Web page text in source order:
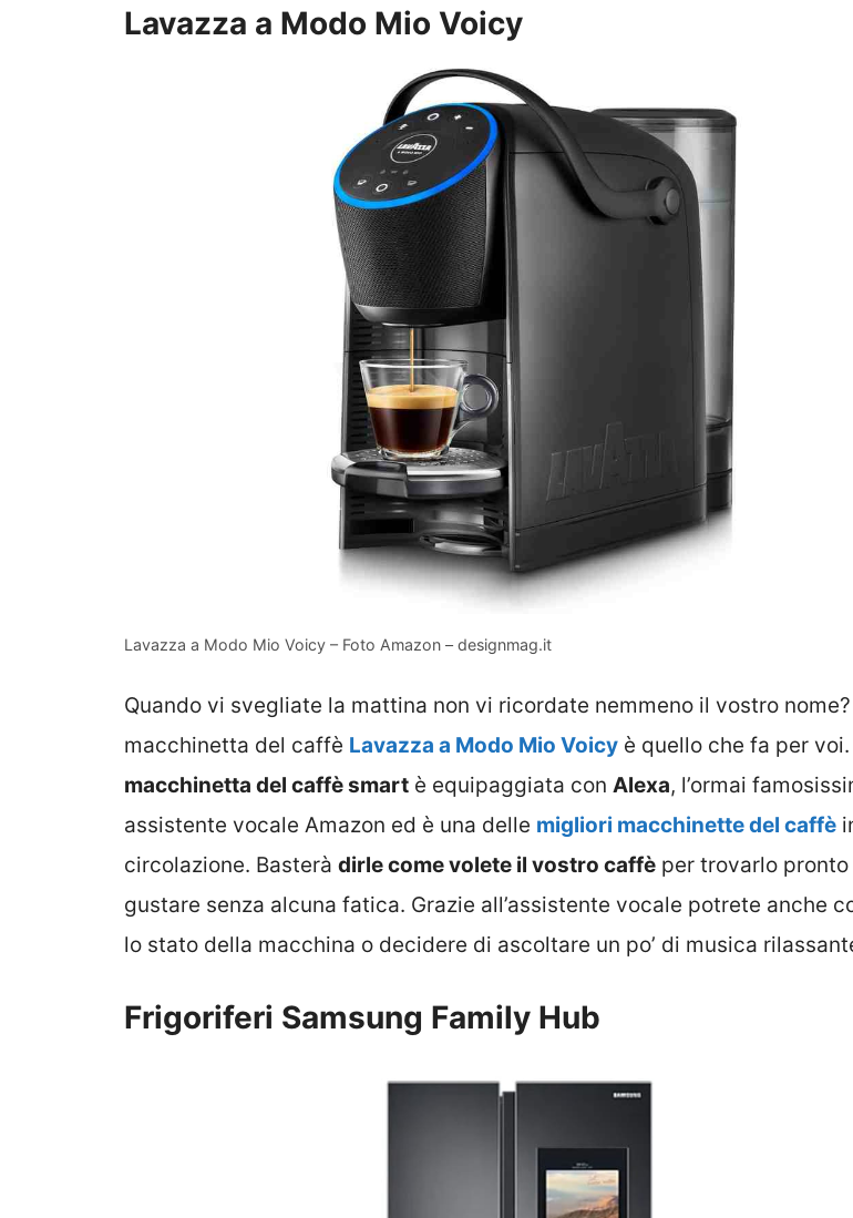
Lavazza a Modo Mio Voicy
Lavazza a Modo Mio Voicy – Foto Amazon – designmag.it
Quando vi svegliate la mattina non vi ricordate nemmeno il vostro
macchinetta del caffè Lavazza a Modo Mio Voicy è quello che fa per
macchinetta del caffè smart è equipaggiata con Alexa, l’ormai
assistente vocale Amazon ed è una delle migliori macchinette del caffè
circolazione. Basterà dirle come volete il vostro caffè per trovarlo pronto
gustare senza alcuna fatica. Grazie all’assistente vocale potrete anche
lo stato della macchina o decidere di ascoltare un po’ di musica
Frigoriferi Samsung Family Hub